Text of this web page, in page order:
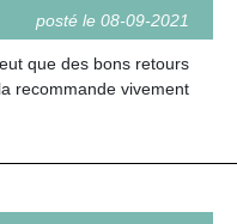
posté le 08-09-2021
que des bons retours
recommande vivement